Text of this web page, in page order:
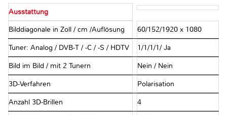
Ausstattung
Bilddiagonale in Zoll / cm /Auflösung 60/152/1920 x 1080
Tuner: Analog / DVB-T / -C / -S / HDTV 1/1/1/1/ Ja
Bild im Bild / mit 2 Tunern Nein / Nein
3D-Verfahren Polarisation
Anzahl 3D-Brillen 4